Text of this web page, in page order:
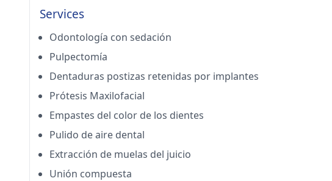
Services
Odontología con sedación
Pulpectomía
Dentaduras postizas retenidas por implantes
Prótesis Maxilofacial
Empastes del color de los dientes
Pulido de aire dental
Extracción de muelas del juicio
Unión compuesta